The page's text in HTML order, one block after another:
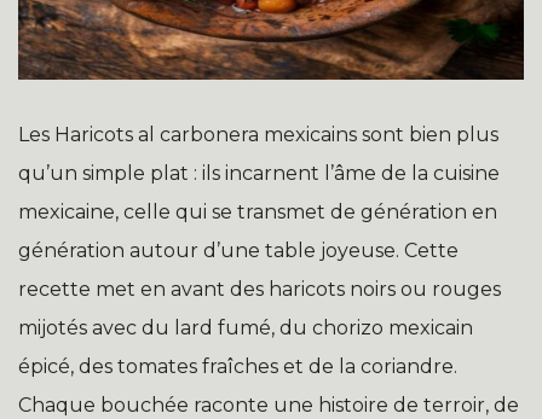
Les Haricots al carbonera mexicains sont bien plus
qu’un simple plat : ils incarnent l’âme de la cuisine
mexicaine, celle qui se transmet de génération en
génération autour d’une table joyeuse. Cette
recette met en avant des haricots noirs ou rouges
mijotés avec du lard fumé, du chorizo mexicain
épicé, des tomates fraîches et de la coriandre.
Chaque bouchée raconte une histoire de terroir, de